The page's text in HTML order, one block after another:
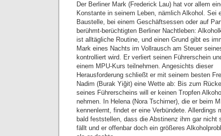
Der Berliner Mark (Frederick Lau) hat vor allem
Konstante in seinem Leben, nämlich Alkohol. Sei
Baustelle, bei einem Geschäftsessen oder auf
berühmt-berüchtigten Berliner Nachtleben:
ist alltägliche Routine, und einen Grund gibt es
Mark eines Nachts im Vollrausch am Steuer
kontrolliert wird. Er verliert seinen Führerschein
einem MPU-Kurs teilnehmen. Angesichts dieser
Herausforderung schließt er mit seinem besten
Nadim (Burak Yiğit) eine Wette ab: Bis zum
seines Führerscheins will er keinen Tropfen
nehmen. In Helena (Nora Tschirner), die er beim
kennenlernt, findet er eine Verbündete. Allerdings
bald feststellen, dass die Abstinenz ihm gar nicht
fällt und er offenbar doch ein größeres